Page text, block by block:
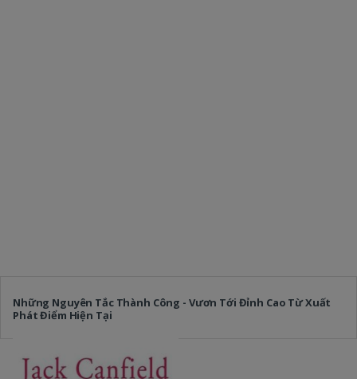
Những Nguyên Tắc Thành Công - Vươn Tới Đỉnh Cao Từ Xuất
Phát Điểm Hiện Tại